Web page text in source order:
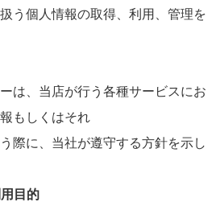
う個人情報の取得、利用、管理を
は、当店が行う各種サービスにお
もしくはそれ
際に、当社が遵守する方針を示し
目的